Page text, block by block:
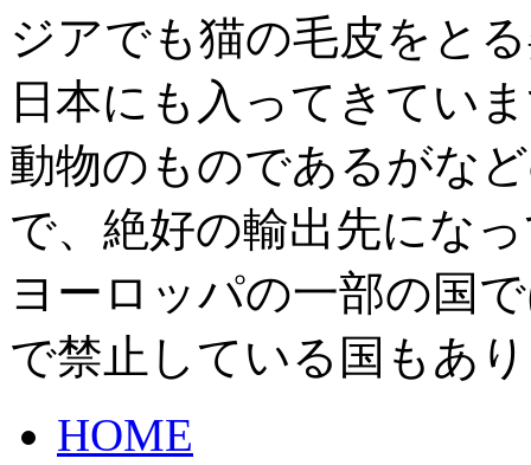
ジアでも猫の毛皮をと
日本にも入ってきてい
動物のものであるがな
で、絶好の輸出先にな
ヨーロッパの一部の国
で禁止している国もあ
HOME